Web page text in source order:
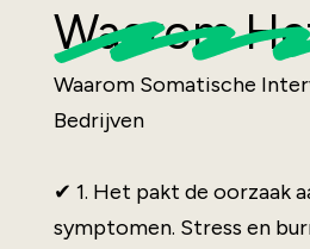
Waarom
Waarom Somatische
Bedrijven
✔ 1. Het pakt de oorzaak
symptomen. Stress en